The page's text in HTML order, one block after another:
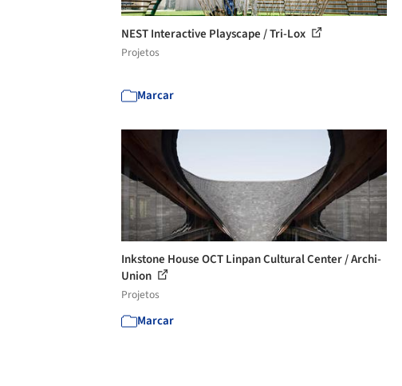
NEST Interactive Playscape / Tri-Lox
Projetos
Marcar
Inkstone House OCT Linpan Cultural Center / Archi-
Union
Projetos
Marcar